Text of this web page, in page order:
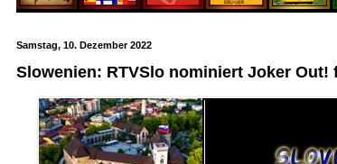
Samstag, 10. Dezember 2022
Slowenien: RTVSlo nominiert Joker Out!